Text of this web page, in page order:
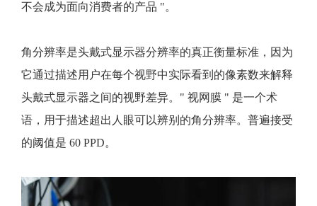
不会成为面向消费者的产品 "。
角分辨率是头戴式显示器分辨率的真正衡量标准，因为
它通过描述用户在每个视野中实际看到的像素数来解释
头戴式显示器之间的视野差异。" 视网膜 " 是一个术
语，用于描述超出人眼可以辨别的角分辨率。普遍接受
的阈值是 60 PPD。